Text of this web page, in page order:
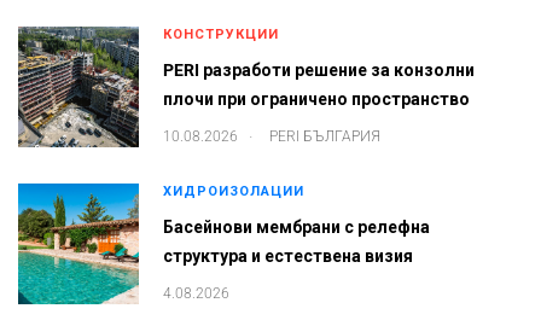
КОНСТРУКЦИИ
PERI разработи решение за конзолни
плочи при ограничено пространство
10.08.2026 . PERI БЪЛГАРИЯ
ХИДРОИЗОЛАЦИИ
Басейнови мембрани с релефна
структура и естествена визия
4.08.2026